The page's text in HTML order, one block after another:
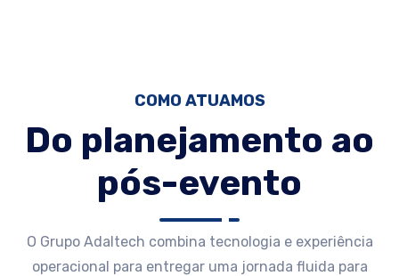
COMO ATUAMOS
Do planejamento ao
pós-evento
O Grupo Adaltech combina tecnologia e experiência
operacional para entregar uma jornada fluida para